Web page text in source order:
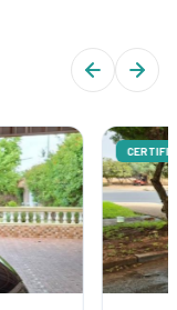
CERTIFIÉE